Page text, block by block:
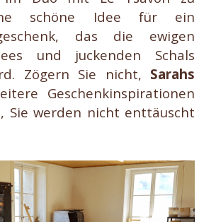
schöne Idee für ein
das die ewigen
und juckenden Schals
Zögern Sie nicht, Sarahs
Geschenkinspirationen
Sie werden nicht enttäuscht